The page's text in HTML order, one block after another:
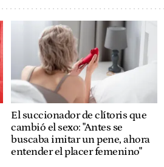
El succionador de clítoris que
cambió el sexo: "Antes se
buscaba imitar un pene, ahora
entender el placer femenino"